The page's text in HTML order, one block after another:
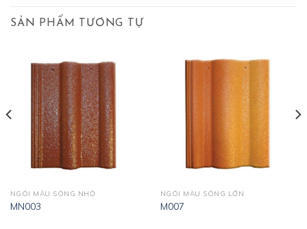
SẢN PHẨM TƯƠNG TỰ
NGÓI MÀU SÓNG NHỎ
MN003
NGÓI MÀU SÓNG LỚN
M007